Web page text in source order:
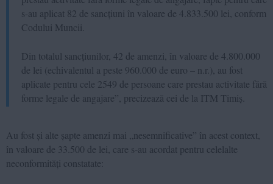
s-au aplicat 82 de sancțiuni în valoare de 4.833.500 lei, conform
Codului Muncii.
Din totalul sancțiunilor, 42 de amenzi, în valoare de 4.800.000
de lei (echivalentul a peste 960.000 de euro – n.r.), au fost
aplicate pentru cele 2549 de persoane care prestau activitate fără
forme legale de angajare”, precizează cei de la ITM Timiș.
Au fost și alte șapte amenzi mai „nesemnificative” în acest context,
în valoare de 33.500 de lei, care s-au acordat pentru celelalte
neconformități constatate: